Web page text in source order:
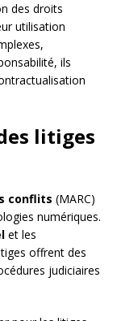
des droits
utilisation
ils
litiges
conflits (MARC)
numériques.
et les
offrent des
judiciaires